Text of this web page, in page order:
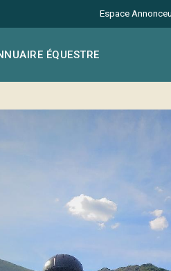
ÉQUESTRE
Espace